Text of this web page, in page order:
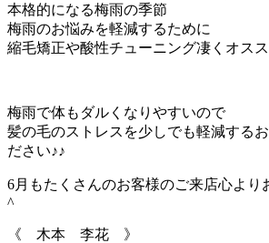
本格的になる梅雨の季節
梅雨のお悩みを軽減するために
縮毛矯正や酸性チューニング凄くオスス
梅雨で体もダルくなりやすいので
髪の毛のストレスを少しでも軽減する
ださい♪♪
6月もたくさんのお客様のご来店心より
^
《 木本 李花 》